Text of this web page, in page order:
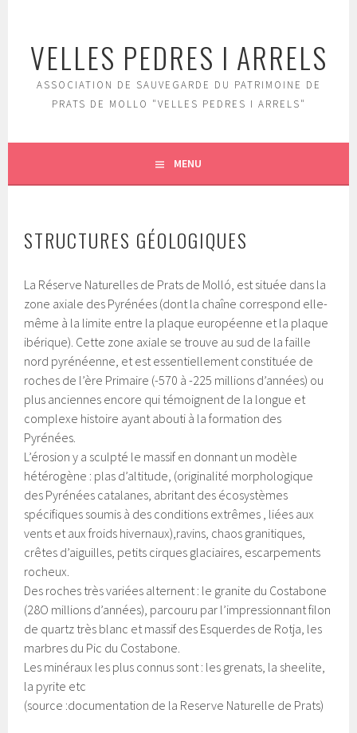
contenu
principal
VELLES PEDRES I ARRELS
ASSOCIATION DE SAUVEGARDE DU PATRIMOINE DE
PRATS DE MOLLO "VELLES PEDRES I ARRELS"
MENU
STRUCTURES GÉOLOGIQUES
La Réserve Naturelles de Prats de Molló, est située dans la
zone axiale des Pyrénées (dont la chaîne correspond elle-
même à la limite entre la plaque européenne et la plaque
ibérique). Cette zone axiale se trouve au sud de la faille
nord pyrénéenne, et est essentiellement constituée de
roches de l’ère Primaire (-570 à -225 millions d’années) ou
plus anciennes encore qui témoignent de la longue et
complexe histoire ayant abouti à la formation des
Pyrénées.
L’érosion y a sculpté le massif en donnant un modèle
hétérogène : plas d’altitude, (originalité morphologique
des Pyrénées catalanes, abritant des écosystèmes
spécifiques soumis à des conditions extrêmes , liées aux
vents et aux froids hivernaux),ravins, chaos granitiques,
crêtes d’aiguilles, petits cirques glaciaires, escarpements
rocheux.
Des roches très variées alternent : le granite du Costabone
(28O millions d’années), parcouru par l’impressionnant filon
de quartz très blanc et massif des Esquerdes de Rotja, les
marbres du Pic du Costabone.
Les minéraux les plus connus sont : les grenats, la sheelite,
la pyrite etc
(source :documentation de la Reserve Naturelle de Prats)